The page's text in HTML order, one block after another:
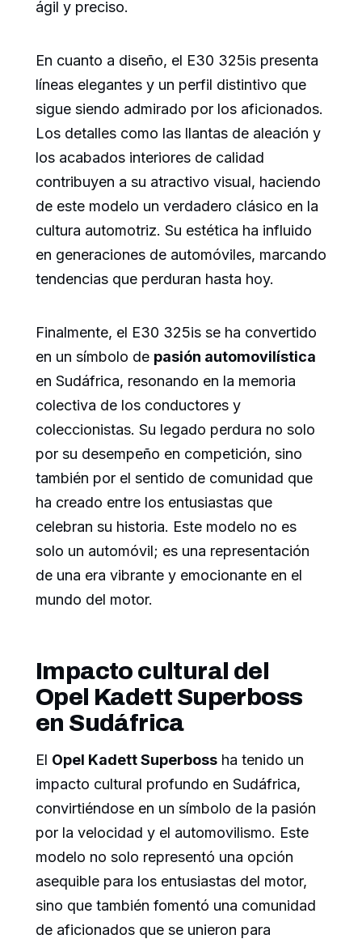
ágil y preciso.
En cuanto a diseño, el E30 325is presenta
líneas elegantes y un perfil distintivo que
sigue siendo admirado por los aficionados.
Los detalles como las llantas de aleación y
los acabados interiores de calidad
contribuyen a su atractivo visual, haciendo
de este modelo un verdadero clásico en la
cultura automotriz. Su estética ha influido
en generaciones de automóviles, marcando
tendencias que perduran hasta hoy.
Finalmente, el E30 325is se ha convertido
en un símbolo de pasión automovilística
en Sudáfrica, resonando en la memoria
colectiva de los conductores y
coleccionistas. Su legado perdura no solo
por su desempeño en competición, sino
también por el sentido de comunidad que
ha creado entre los entusiastas que
celebran su historia. Este modelo no es
solo un automóvil; es una representación
de una era vibrante y emocionante en el
mundo del motor.
Impacto cultural del
Opel Kadett Superboss
en Sudáfrica
El Opel Kadett Superboss ha tenido un
impacto cultural profundo en Sudáfrica,
convirtiéndose en un símbolo de la pasión
por la velocidad y el automovilismo. Este
modelo no solo representó una opción
asequible para los entusiastas del motor,
sino que también fomentó una comunidad
de aficionados que se unieron para